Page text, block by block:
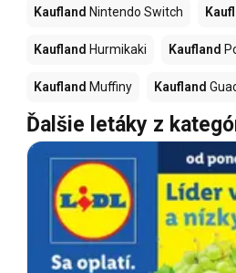
Kaufland Nintendo Switch
Kaufland Hurmikaki Kaufland
Kaufland Muffiny Kaufland
Ďalšie letáky z